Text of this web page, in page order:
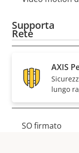
Rete
Descrizione
della
proprietà
Classe PoE
Sicurezza
Descrizione
SO firmato
Supporta
AXIS
lungo